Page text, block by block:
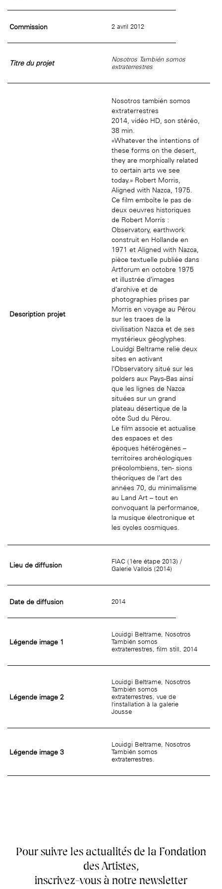
Commission 2 avril 2012
Titre du projet
Nosotros También somos
extraterrestres
Description projet
Nosotros también somos
extraterrestres
2014, vidéo HD, son stéréo,
38 min.
«Whatever the intentions of
these forms on the desert,
they are morphically related
to certain arts we see
today.» Robert Morris,
Aligned with Nazca, 1975.
Ce film emboîte le pas de
deux oeuvres historiques
de Robert Morris :
Observatory, earthwork
construit en Hollande en
1971 et Aligned with Nazca,
pièce textuelle publiée dans
Artforum en octobre 1975
et illustrée d’images
d’archive et de
photographies prises par
Morris en voyage au Pérou
sur les traces de la
civilisation Nazca et de ses
mystérieux géoglyphes.
Louidgi Beltrame relie deux
sites en activant
l’Observatory situé sur les
polders aux Pays-Bas ainsi
que les lignes de Nazca
situées sur un grand
plateau désertique de la
côte Sud du Pérou.
Le film associe et actualise
des espaces et des
époques hétérogènes –
territoires archéologiques
précolombiens, ten- sions
théoriques de l’art des
années 70, du minimalisme
au Land Art – tout en
convoquant la performance,
la musique électronique et
les cycles cosmiques.
Lieu de diffusion
FIAC (1ère étape 2013) /
Galerie Vallois (2014)
Date de diffusion 2014
Légende image 1
Louidgi Beltrame, Nosotros
También somos
extraterrestres, film still, 2014
Légende image 2
Louidgi Beltrame, Nosotros
También somos
extraterrestres, vue de
l'installation à la galerie
Jousse
Légende image 3
Louidgi Beltrame, Nosotros
También somos
extraterrestres.
Pour suivre les actualités de la Fondation
des Artistes,
inscrivez-vous à notre newsletter
des artistes(EHPAD)
Salomon de Rothschild
Jardin public de l’Hôtel